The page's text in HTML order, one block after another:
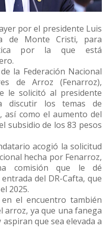
por el presidente Luis
de Monte Cristi, para
por la que está
la Federación Nacional
de Arroz (Fenarroz),
le solicitó al presidente
discutir los temas de
así como el aumento del
subsidio de los 83 pesos
acogió la solicitud
hecha por Fenarroz,
comisión que le dé
del DR-Cafta, que
2025.
el encuentro también
arroz, ya que una fanega
que sea elevada a